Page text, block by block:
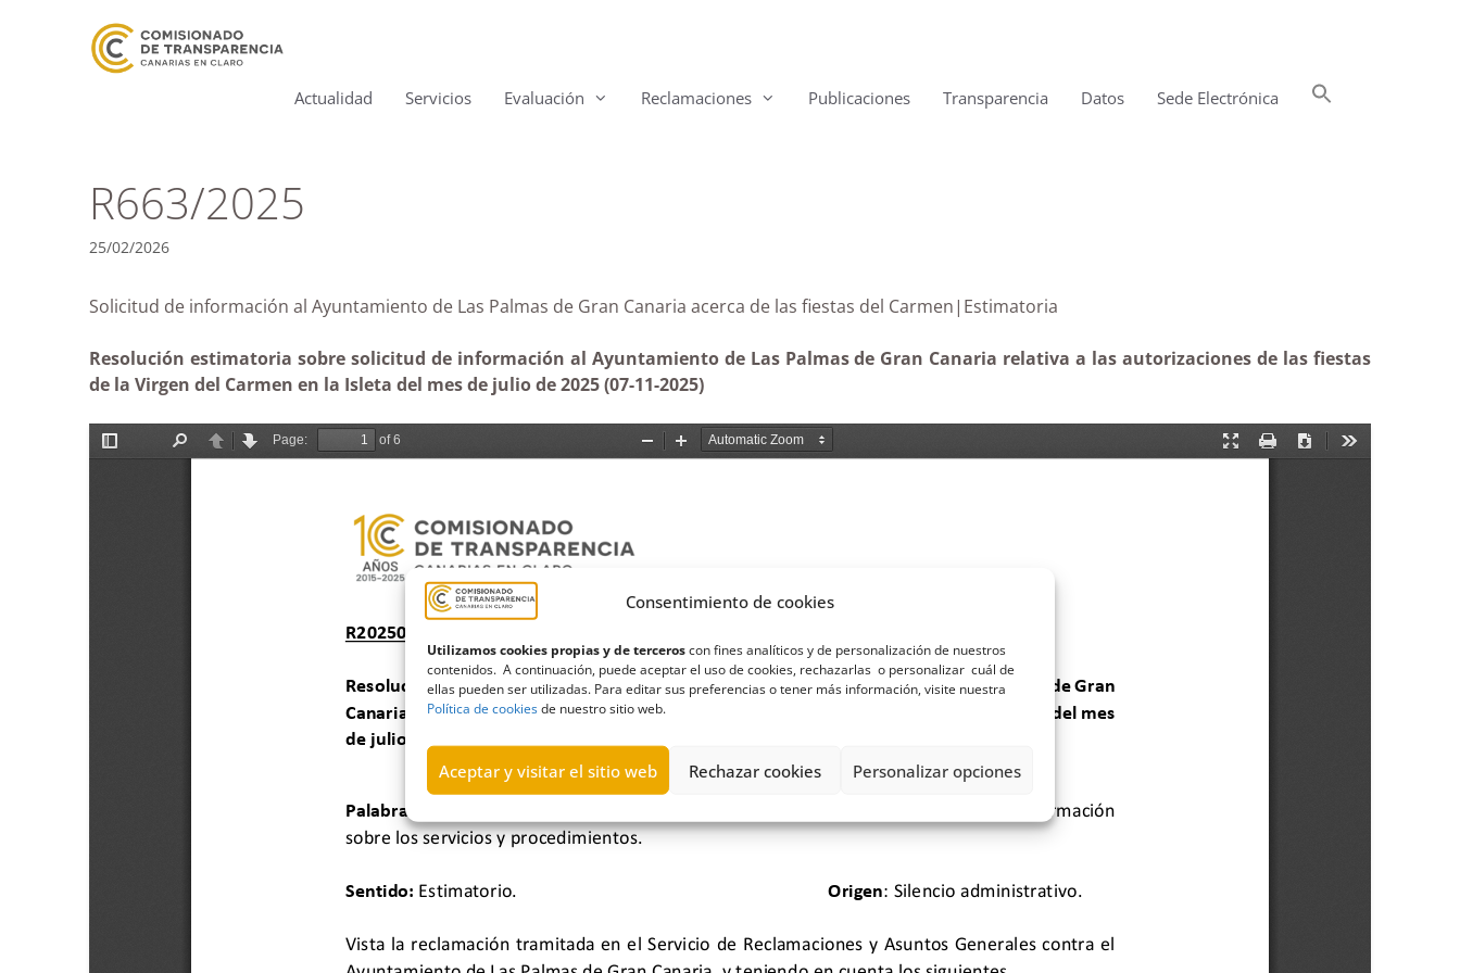
Consentimiento de cookies
Utilizamos cookies propias y de terceroscon fines analíticos y de personalización de nuestros
contenidos. A continuación, puede aceptar el uso de cookies, rechazarlas o personalizar cuál de
ellas pueden ser utilizadas. Para editar sus preferencias o tener más información, visite nuestra
Política de cookiesde nuestro sitio web.
Aceptar y visitar el sitio web Rechazar cookies Personalizar opciones
Actualidad Servicios Evaluación Reclamaciones Publicaciones Transparencia Datos Sede Electrónica
R663/2025
25/02/2026
Solicitud de información al Ayuntamiento de Las Palmas de Gran Canaria acerca de las fiestas del Carmen|Estimatoria
Resolución estimatoria sobre solicitud de información al Ayuntamiento de Las Palmas de Gran Canaria relativa a las autorizaciones de las fiestas
de la Virgen del Carmen en la Isleta del mes de julio de 2025 (07-11-2025)